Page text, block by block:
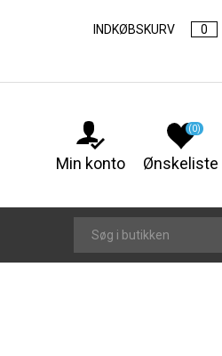
INDKØBSKURV 0
Min konto Ønskeliste
(0)